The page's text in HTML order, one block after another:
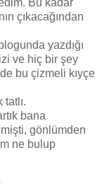
Bu kadar
çıkacağından
yazdığı
ve hiç bir şey
bu çizmeli kıyçe
bana
gönlümden
ne bulup